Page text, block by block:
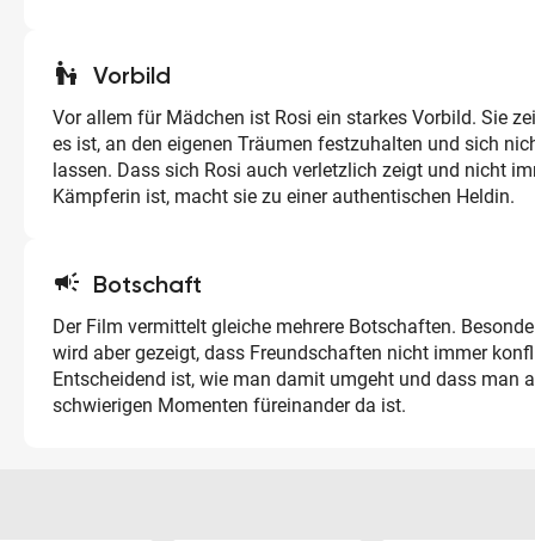
escalator_warning Vorbild
Vor allem für Mädchen ist Rosi ein starkes Vorbild. Sie
es ist, an den eigenen Träumen festzuhalten und sich
lassen. Dass sich Rosi auch verletzlich zeigt und nicht
Kämpferin ist, macht sie zu einer authentischen Heldin.
campaign Botschaft
Der Film vermittelt gleiche mehrere Botschaften.
wird aber gezeigt, dass Freundschaften nicht immer
Entscheidend ist, wie man damit umgeht und dass man
schwierigen Momenten füreinander da ist.